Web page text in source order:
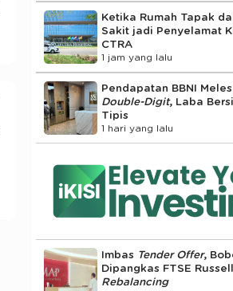
Ketika Rumah Tapak
Sakit jadi Penyelamat
CTRA
1 jam yang lalu
Pendapatan BBNI
Double-Digit, Laba
Tipis
1 hari yang lalu
Imbas Tender Offer,
Dipangkas FTSE
Rebalancing